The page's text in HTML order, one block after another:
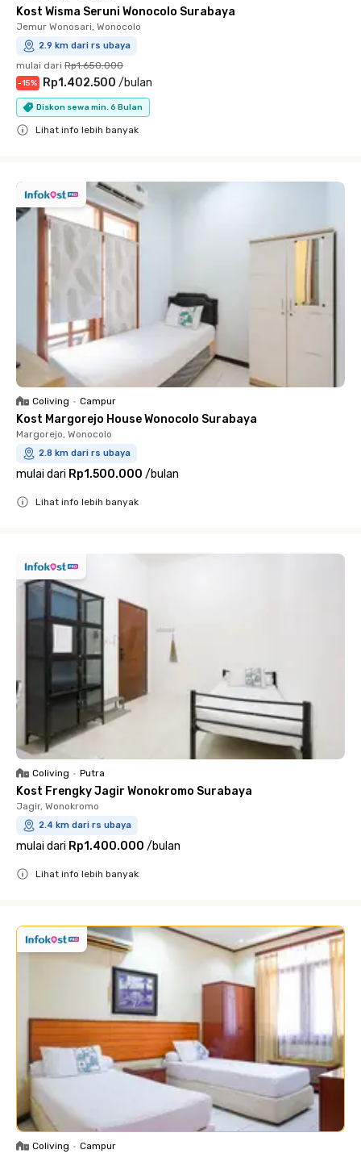
Kost Wisma Seruni Wonocolo Surabaya
Jemur Wonosari, Wonocolo
2.9 km dari rs ubaya
mulai dari Rp1.650.000
-15% Rp1.402.500 /bulan
Diskon sewa min. 6 Bulan
Lihat info lebih banyak
Coliving • Campur
Kost Margorejo House Wonocolo Surabaya
Margorejo, Wonocolo
2.8 km dari rs ubaya
mulai dari Rp1.500.000 /bulan
Lihat info lebih banyak
Coliving • Putra
Kost Frengky Jagir Wonokromo Surabaya
Jagir, Wonokromo
2.4 km dari rs ubaya
mulai dari Rp1.400.000 /bulan
Lihat info lebih banyak
Coliving • Campur